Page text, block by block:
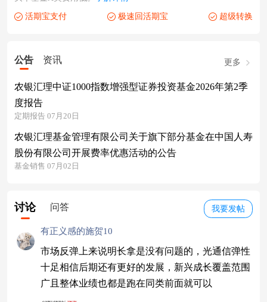
活期宝支付 极速回活期宝 超级转换
公告 资讯 更多
农银汇理中证1000指数增强型证券投资基金2026年第2季
度报告
定期报告 07月20日
农银汇理基金管理有限公司关于旗下部分基金在中国人寿
股份有限公司开展费率优惠活动的公告
基金销售 07月02日
我要发帖
讨论 问答
有正义感的施贺10
市场反弹上来说明长拿是没有问题的，光通信弹性
十足相信后期还有更好的发展，新兴成长覆盖范围
广且整体业绩也都是跑在同类前面就可以